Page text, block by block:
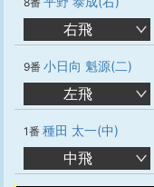
右飛
9番 小日向 魁源(二)
左飛
1番 種田 太一(中)
中飛